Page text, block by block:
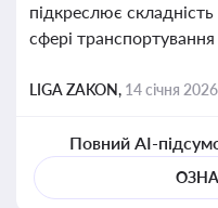
підкреслює
сфері
LIGA ZAKON, 14 січня 2026
Повний AI-